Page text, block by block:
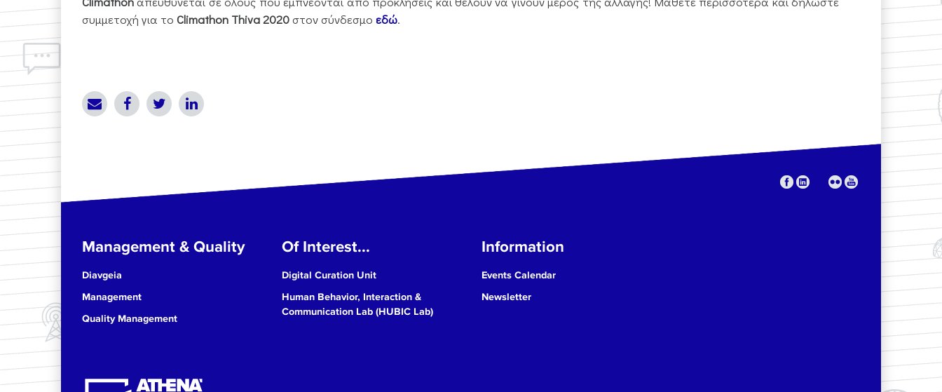
συμμετοχή για το Climathon Thiva 2020 στον σύνδεσμο εδώ.
Management & Quality
Diavgeia
Management
Quality Management
Of Interest...
Digital Curation Unit
Human Behavior, Interaction &
Communication Lab (HUBIC Lab)
Information
Events Calendar
Newsletter